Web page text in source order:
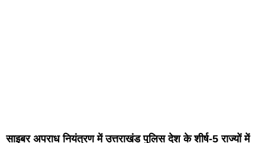
साइबर अपराध नियंत्रण में उत्तराखंड पुलिस देश के शीर्ष-5 राज्यों में